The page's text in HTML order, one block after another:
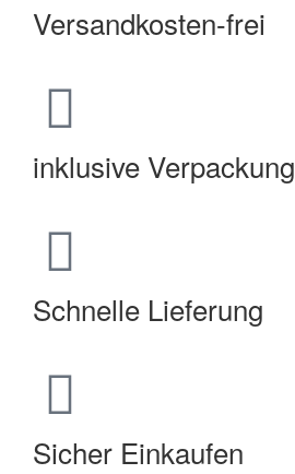
Versandkosten-frei
inklusive Verpackung
Schnelle Lieferung
Sicher Einkaufen